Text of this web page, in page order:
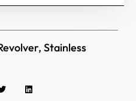
Stainless